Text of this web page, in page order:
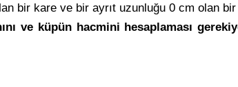
bir kare ve bir ayrıt uzunluğu 0 cm olan
ve küpün hacmini hesaplaması